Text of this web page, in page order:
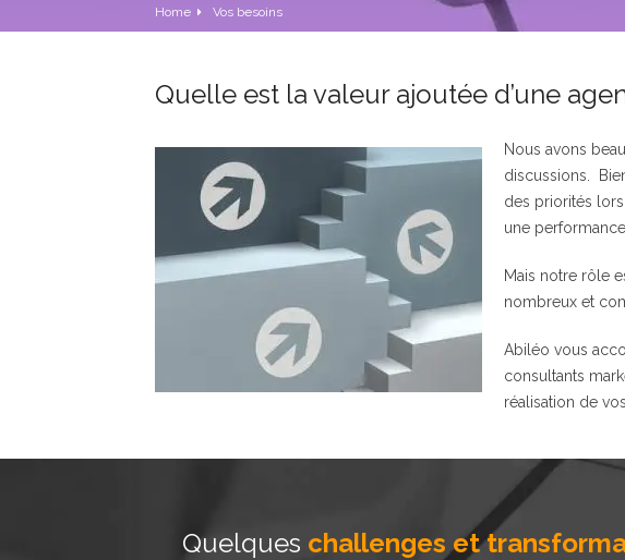
Home Vos besoins
Quelle est la valeur ajoutée d’une
Nous avons
discussions.
des priorités
une
Mais notre rôle
nombreux et
Abiléo vous
consultants
réalisation de
Quelques challenges et